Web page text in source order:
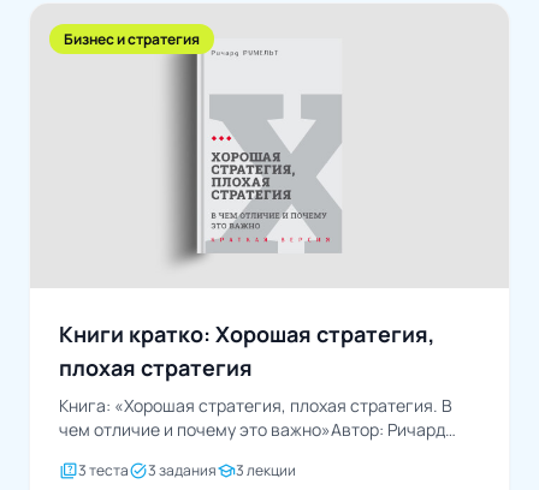
Бизнес и стратегия
Книги кратко: Хорошая стратегия,
плохая стратегия
Книга: «Хорошая стратегия, плохая стратегия. В
чем отличие и почему это важно»Автор: Ричард
quiz3 тестаtask_alt3 заданияschool3 лекции